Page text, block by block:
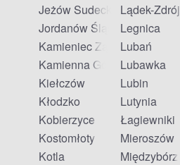
Jeżów Sudecki
Jordanów Śląski
Kamieniec Ząbkowicki
Kamienna Góra
Kiełczów
Kłodzko
Kobierzyce
Kostomłoty
Kotla
Lądek-Zdrój
Legnica
Lubań
Lubawka
Lubin
Lutynia
Łagiewniki
Mieroszów
Międzybórz